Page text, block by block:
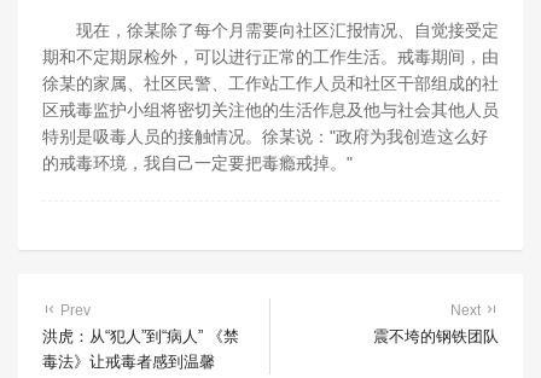
现在，徐某除了每个月需要向社区汇报情况、自觉接受定
期和不定期尿检外，可以进行正常的工作生活。戒毒期间，由
徐某的家属、社区民警、工作站工作人员和社区干部组成的社
区戒毒监护小组将密切关注他的生活作息及他与社会其他人员
特别是吸毒人员的接触情况。徐某说："政府为我创造这么好
的戒毒环境，我自己一定要把毒瘾戒掉。"
Prev
洪虎：从“犯人”到“病人” 《禁
毒法》让戒毒者感到温馨
Next
震不垮的钢铁团队